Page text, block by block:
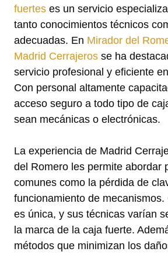
fuertes es un servicio
tanto conocimientos técnicos
adecuadas. En Mirador del
Madrid Cerrajeros se ha
servicio profesional y eficiente
Con personal altamente
acceso seguro a todo tipo de
sean mecánicas o electrónicas.
La experiencia de Madrid
del Romero les permite abordar
comunes como la pérdida de
funcionamiento de mecanismos.
es única, y sus técnicas varían
la marca de la caja fuerte.
métodos que minimizan los